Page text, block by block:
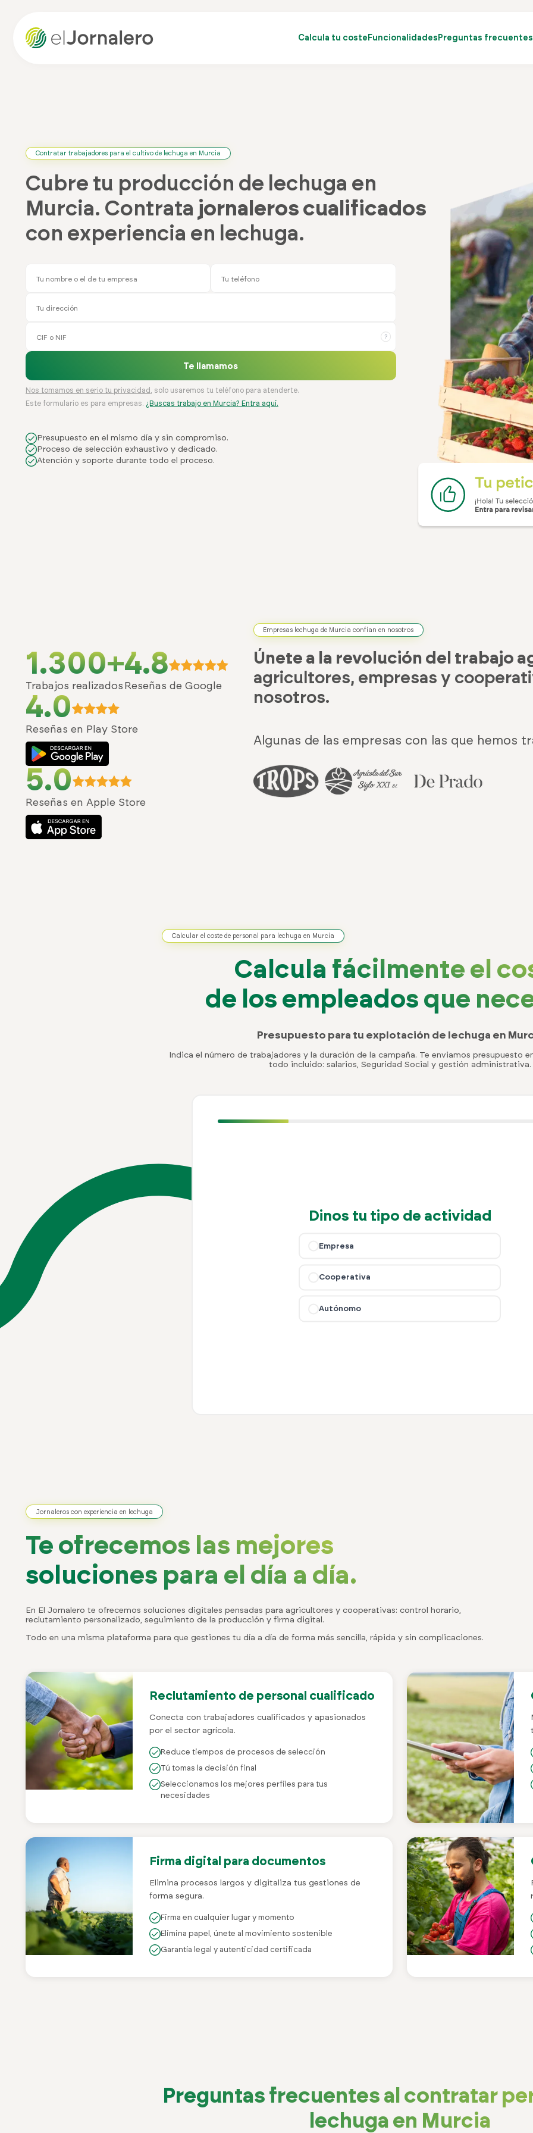
Calcula tu coste Funcionalidades Preguntas frecuentes
Contratar trabajadores para el cultivo de lechuga en Murcia
Cubre tu producción de lechuga en
Murcia. Contrata jornaleros cualificados
con experiencia en lechuga.
?
Te llamamos
Nos tomamos en serio tu privacidad
, solo usaremos tu teléfono para atenderte.
Este formulario es para empresas. ¿Buscas trabajo en Murcia? Entra aquí.
Presupuesto en el mismo día y sin compromiso.
Proceso de selección exhaustivo y dedicado.
Atención y soporte durante todo el proceso.
1.300+
Trabajos realizados
4.8
Reseñas de Google
4.0
Reseñas en Play Store
5.0
Reseñas en Apple Store
Empresas lechuga de Murcia confían en nosotros
Únete a la revolución del trabajo
agricultores, empresas y
nosotros.
Algunas de las empresas con las que hemos
Calcular el coste de personal para lechuga en Murcia
Calcula fácilmente el
de los empleados que
Presupuesto para tu explotación de lechuga en
Indica el número de trabajadores y la duración de la campaña. Te enviamos presupuesto
todo incluido: salarios, Seguridad Social y gestión administrativa.
Dinos tu tipo de actividad
Empresa
Cooperativa
Autónomo
Jornaleros con experiencia en lechuga
Te ofrecemos las mejores
soluciones para el día a día.
En El Jornalero te ofrecemos soluciones digitales pensadas para agricultores y cooperativas: control horario,
reclutamiento personalizado, seguimiento de la producción y firma digital.
Todo en una misma plataforma para que gestiones tu día a día de forma más sencilla, rápida y sin complicaciones.
Reclutamiento de personal cualificado
Conecta con trabajadores cualificados y apasionados
por el sector agrícola.
Reduce tiempos de procesos de selección
Tú tomas la decisión final
Seleccionamos los mejores perfiles para tus
necesidades
Firma digital para documentos
Elimina procesos largos y digitaliza tus gestiones de
forma segura.
Firma en cualquier lugar y momento
Elimina papel, únete al movimiento sostenible
Garantía legal y autenticidad certificada
Preguntas frecuentes al contratar
lechuga en Murcia